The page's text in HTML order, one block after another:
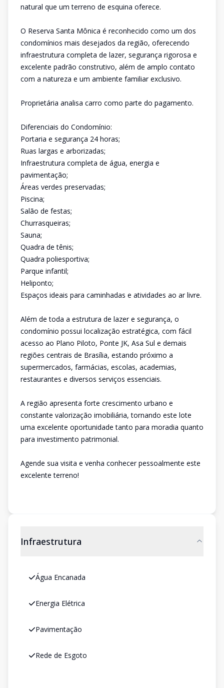
natural que um terreno de esquina oferece.
O Reserva Santa Mônica é reconhecido como um dos
condomínios mais desejados da região, oferecendo
infraestrutura completa de lazer, segurança rigorosa e
excelente padrão construtivo, além de amplo contato
com a natureza e um ambiente familiar exclusivo.
Proprietária analisa carro como parte do pagamento.
Diferenciais do Condomínio:
Portaria e segurança 24 horas;
Ruas largas e arborizadas;
Infraestrutura completa de água, energia e
pavimentação;
Áreas verdes preservadas;
Piscina;
Salão de festas;
Churrasqueiras;
Sauna;
Quadra de tênis;
Quadra poliesportiva;
Parque infantil;
Heliponto;
Espaços ideais para caminhadas e atividades ao ar livre.
Além de toda a estrutura de lazer e segurança, o
condomínio possui localização estratégica, com fácil
acesso ao Plano Piloto, Ponte JK, Asa Sul e demais
regiões centrais de Brasília, estando próximo a
supermercados, farmácias, escolas, academias,
restaurantes e diversos serviços essenciais.
A região apresenta forte crescimento urbano e
constante valorização imobiliária, tornando este lote
uma excelente oportunidade tanto para moradia quanto
para investimento patrimonial.
Agende sua visita e venha conhecer pessoalmente este
excelente terreno!
Infraestrutura
Água Encanada
Energia Elétrica
Pavimentação
Rede de Esgoto